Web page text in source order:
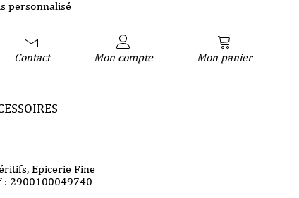
personnalisé
Contact Mon compte Mon panier
, Epicerie Fine
: 2900100049740